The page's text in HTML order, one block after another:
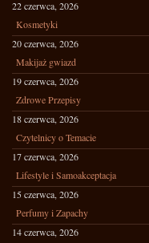
22 czerwca, 2026
Kosmetyki
20 czerwca, 2026
Makijaż gwiazd
19 czerwca, 2026
Zdrowe Przepisy
18 czerwca, 2026
Czytelnicy o Temacie
17 czerwca, 2026
Lifestyle i Samoakceptacja
15 czerwca, 2026
Perfumy i Zapachy
14 czerwca, 2026